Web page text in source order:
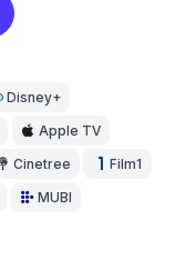
Disney+
Apple TV
Cinetree Film1
MUBI